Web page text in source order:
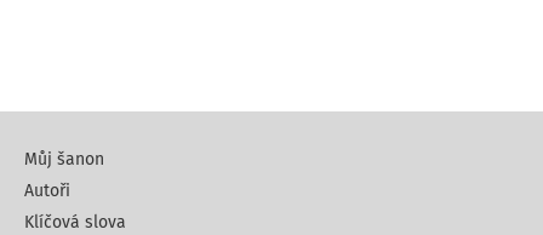
Můj šanon
Autoři
Klíčová slova